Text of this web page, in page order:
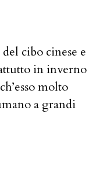
cibo cinese e
in inverno
molto
a grandi